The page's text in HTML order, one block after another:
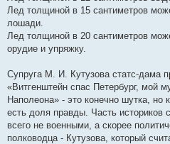
Лед толщиной в 15 сантиметров
лошади.
Лед толщиной в 20 сантиметров
орудие и упряжку.
Супруга М. И. Кутузова статс-дама
«Витгенштейн спас Петербург,
Наполеона» - это конечно шутка, но
есть доля правды. Часть историков
всего не военными, а скорее
полководца - Кутузова, который